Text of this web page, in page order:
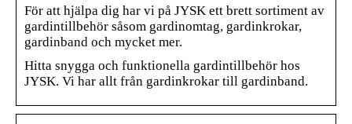
För att hjälpa dig har vi på JYSK ett brett sortiment av
gardintillbehör såsom gardinomtag, gardinkrokar,
gardinband och mycket mer.
Hitta snygga och funktionella gardintillbehör hos
JYSK. Vi har allt från gardinkrokar till gardinband.